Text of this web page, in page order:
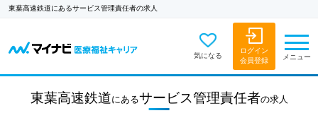
東葉高速鉄道にあるサービス管理責任者の求人
気になる
ログイン
会員登録
メニュー
東葉高速鉄道にあるサービス管理責任者の求人